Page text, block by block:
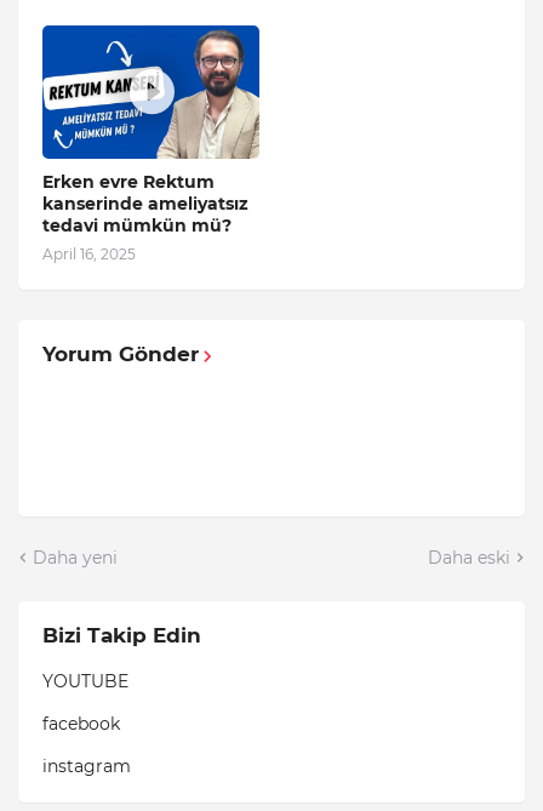
Erken evre Rektum
kanserinde ameliyatsız
tedavi mümkün mü?
April 16, 2025
Yorum Gönder
Daha yeni Daha eski
Bizi Takip Edin
YOUTUBE
facebook
instagram